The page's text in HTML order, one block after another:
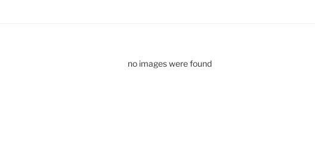
no images were found